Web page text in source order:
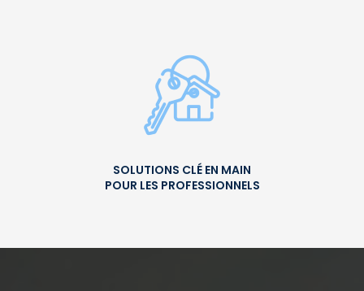
SOLUTIONS CLÉ EN MAIN
POUR LES PROFESSIONNELS